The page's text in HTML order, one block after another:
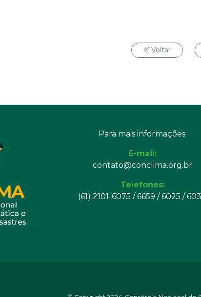
Voltar
Para mais informações:
E-mail:
contato@conclima.org.br
Telefones:
(61) 2101-6075 / 6659 / 6025 /